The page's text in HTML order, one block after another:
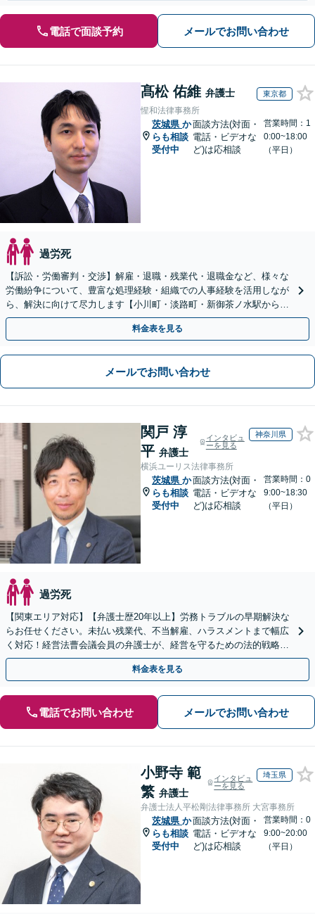
電話で面談予約 メールでお問い合わせ
髙松 佑維 弁護士 東京都
惺和法律事務所
茨城県 か
らも相談
受付中
面談方法(対面・
電話・ビデオな
ど)は応相談
営業時間：1
0:00~18:00
（平日）
過労死
【訴訟・労働審判・交渉】解雇・退職・残業代・退職金など、様々な
労働紛争について、豊富な処理経験・組織での人事経験を活用しなが
ら、解決に向けて尽力します【小川町・淡路町・新御茶ノ水駅から約
1分、御茶ノ水駅も利用可】
料金表を見る
メールでお問い合わせ
関戸 淳
平 弁護士
インタビュ
ーを見る
神奈川県
横浜ユーリス法律事務所
茨城県 か
らも相談
受付中
面談方法(対面・
電話・ビデオな
ど)は応相談
営業時間：0
9:00~18:30
（平日）
過労死
【関東エリア対応】【弁護士歴20年以上】労務トラブルの早期解決な
らお任せください。未払い残業代、不当解雇、ハラスメントまで幅広
く対応！経営法曹会議会員の弁護士が、経営を守るための法的戦略を
提案します【夜間や休日相談も対応可能】
料金表を見る
電話でお問い合わせ メールでお問い合わせ
小野寺 範
繁 弁護士
インタビュ
ーを見る
埼玉県
弁護士法人平松剛法律事務所 大宮事務所
茨城県 か
らも相談
受付中
面談方法(対面・
電話・ビデオな
ど)は応相談
営業時間：0
9:00~20:00
（平日）